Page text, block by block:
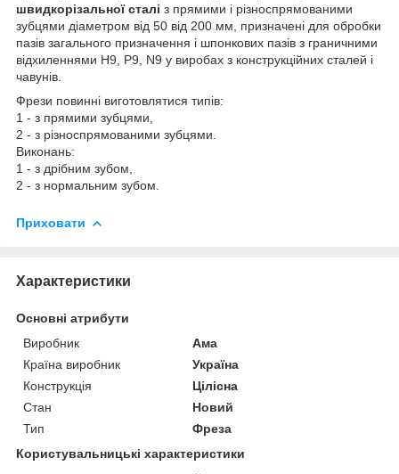
швидкорізальної сталі з прямими і різноспрямованими
зубцями діаметром від 50 від 200 мм, призначені для обробки
пазів загального призначення і шпонкових пазів з граничними
відхиленнями Н9, Р9, N9 у виробах з конструкційних сталей і
чавунів.
Фрези повинні виготовлятися типів:
1 - з прямими зубцями,
2 - з різноспрямованими зубцями.
Виконань:
1 - з дрібним зубом,
2 - з нормальним зубом.
Приховати
Характеристики
Основні атрибути
Виробник
Ама
Країна виробник
Україна
Конструкція
Цілісна
Стан
Новий
Тип
Фреза
Користувальницькі характеристики